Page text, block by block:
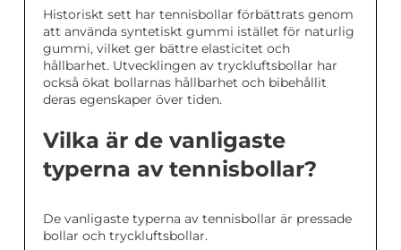
Historiskt sett har tennisbollar förbättrats genom
att använda syntetiskt gummi istället för naturlig
gummi, vilket ger bättre elasticitet och
hållbarhet. Utvecklingen av tryckluftsbollar har
också ökat bollarnas hållbarhet och bibehållit
deras egenskaper över tiden.
Vilka är de vanligaste
typerna av tennisbollar?
De vanligaste typerna av tennisbollar är pressade
bollar och tryckluftsbollar.